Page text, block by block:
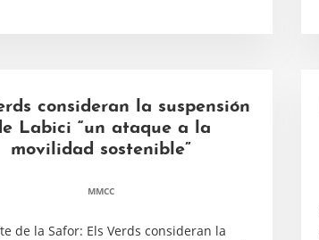
consideran la suspensión
Labici “un ataque a la
movilidad sostenible”
MMCC
de la Safor: Els Verds consideran la